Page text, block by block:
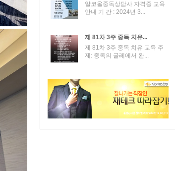
알코올중독상담사 자격증 교육
안내 기 간 : 2024년 3...
제 81차 3주 중독 치유...
제 81차 3주 중독 치유 교육 주
제: 중독의 굴레에서 완...